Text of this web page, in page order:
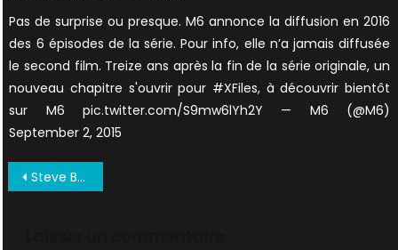
Pas de surprise ou presque. M6 annonce la diffusion en 2016
des 6 épisodes de la série. Pour info, elle n’a jamais diffusée
le second film. Treize ans après la fin de la série originale, un
nouveau chapitre s'ouvrir pour #XFiles, à découvrir bientôt
sur M6 pic.twitter.com/S9mw6lYh2Y — M6 (@M6)
September 2, 2015
Navigation
Steve Buscemi rejoint le reboot avec 6 autres acteurs